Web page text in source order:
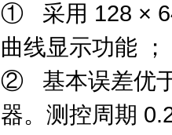
① 采用 128 ×
曲线显示功能 ；
② 基本误差优于
器。测控周期